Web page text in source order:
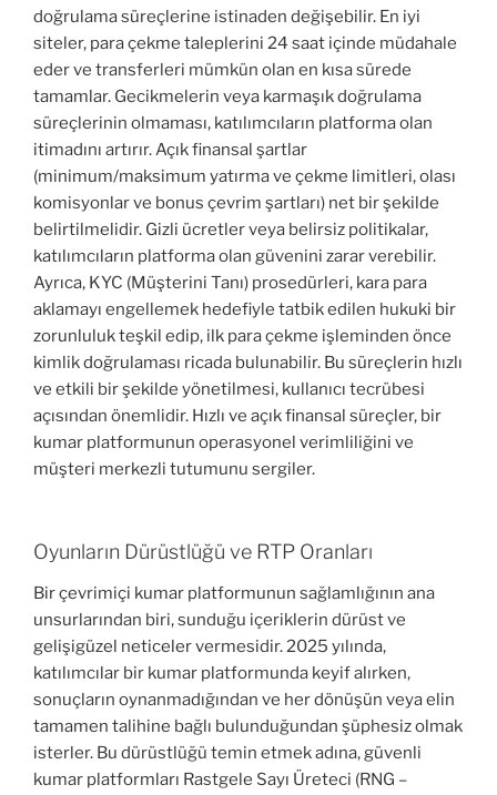
doğrulama süreçlerine istinaden değişebilir. En iyi
siteler, para çekme taleplerini 24 saat içinde müdahale
eder ve transferleri mümkün olan en kısa sürede
tamamlar. Gecikmelerin veya karmaşık doğrulama
süreçlerinin olmaması, katılımcıların platforma olan
itimadını artırır. Açık finansal şartlar
(minimum/maksimum yatırma ve çekme limitleri, olası
komisyonlar ve bonus çevrim şartları) net bir şekilde
belirtilmelidir. Gizli ücretler veya belirsiz politikalar,
katılımcıların platforma olan güvenini zarar verebilir.
Ayrıca, KYC (Müşterini Tanı) prosedürleri, kara para
aklamayı engellemek hedefiyle tatbik edilen hukuki bir
zorunluluk teşkil edip, ilk para çekme işleminden önce
kimlik doğrulaması ricada bulunabilir. Bu süreçlerin hızlı
ve etkili bir şekilde yönetilmesi, kullanıcı tecrübesi
açısından önemlidir. Hızlı ve açık finansal süreçler, bir
kumar platformunun operasyonel verimliliğini ve
müşteri merkezli tutumunu sergiler.
Oyunların Dürüstlüğü ve RTP Oranları
Bir çevrimiçi kumar platformunun sağlamlığının ana
unsurlarından biri, sunduğu içeriklerin dürüst ve
gelişigüzel neticeler vermesidir. 2025 yılında,
katılımcılar bir kumar platformunda keyif alırken,
sonuçların oynanmadığından ve her dönüşün veya elin
tamamen talihine bağlı bulunduğundan şüphesiz olmak
isterler. Bu dürüstlüğü temin etmek adına, güvenli
kumar platformları Rastgele Sayı Üreteci (RNG –